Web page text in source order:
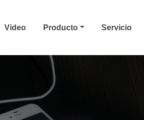
Video Producto Servicio